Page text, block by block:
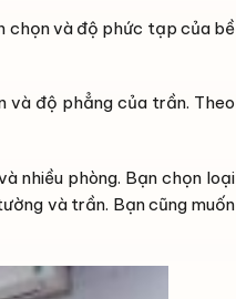
chọn và độ phức tạp của bề
và độ phẳng của trần. Theo
nhiều phòng. Bạn chọn loại
và trần. Bạn cũng muốn